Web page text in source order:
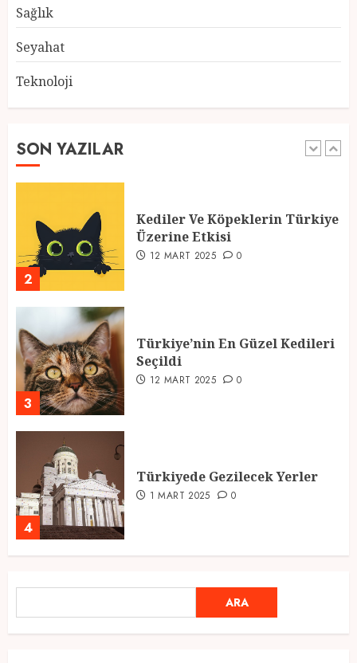
Sağlık
Seyahat
Teknoloji
SON YAZILAR
5
1
2025 En İyi Yaz Tatilleri
2
Kediler Ve Köpeklerin Türkiye
Üzerine Etkisi
12 MART 2025 0
3
Türkiye’nin En Güzel Kedileri
Seçildi
12 MART 2025 0
4
Türkiyede Gezilecek Yerler
1 MART 2025 0
Ramazan Ayı 2025: Manevi
Atmosfer ve Özel Hazırlıklar
ARA